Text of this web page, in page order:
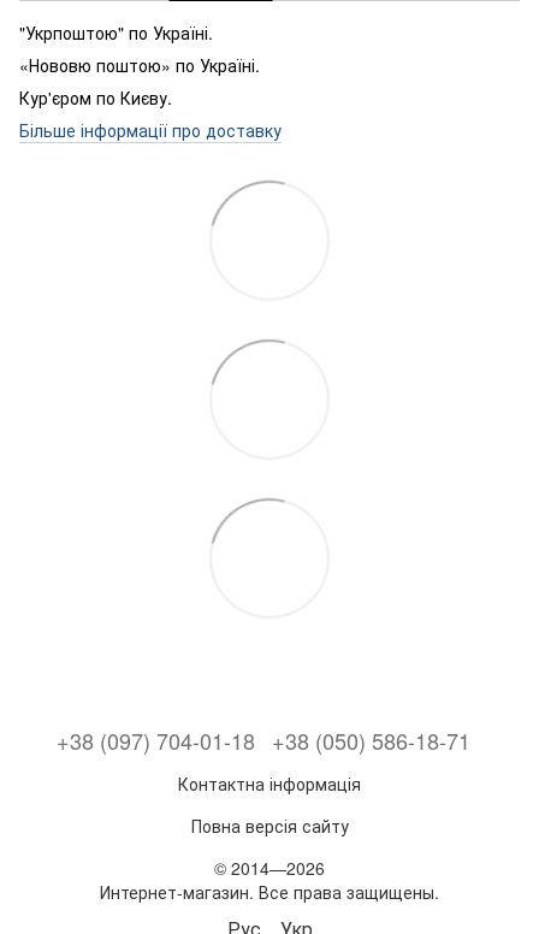
"Укрпоштою" по Україні.
«Нововю поштою» по Україні.
Кур'єром по Києву.
Більше інформації про доставку
+38 (097) 704-01-18 +38 (050) 586-18-71
Контактна інформація
Повна версія сайту
© 2014—2026
Интернет-магазин. Все права защищены.
Рус Укр